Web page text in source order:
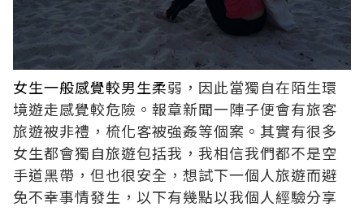
女生一般感覺較男生柔弱，因此當獨自在陌生環
境遊走感覺較危險。報章新聞一陣子便會有旅客
旅遊被非禮，梳化客被強姦等個案。其實有很多
女生都會獨自旅遊包括我，我相信我們都不是空
手道黑帶，但也很安全，想試下一個人旅遊而避
免不幸事情發生，以下有幾點以我個人經驗分享